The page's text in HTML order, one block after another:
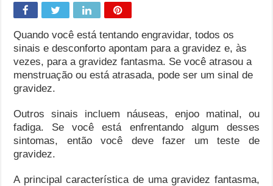
Grávida pode comer Ceviche? Entenda os riscos na gravidez
Carta Psicografada João Hélio: Revelação, Paz e a Lei do
Carta Psicografada de Eduardo Campos
Quando você está tentando engravidar, todos os
sinais e desconforto apontam para a gravidez e, às
vezes, para a gravidez fantasma. Se você atrasou a
menstruação ou está atrasada, pode ser um sinal de
gravidez.
Outros sinais incluem náuseas, enjoo matinal, ou
fadiga. Se você está enfrentando algum desses
sintomas, então você deve fazer um teste de
gravidez.
A principal característica de uma gravidez fantasma,